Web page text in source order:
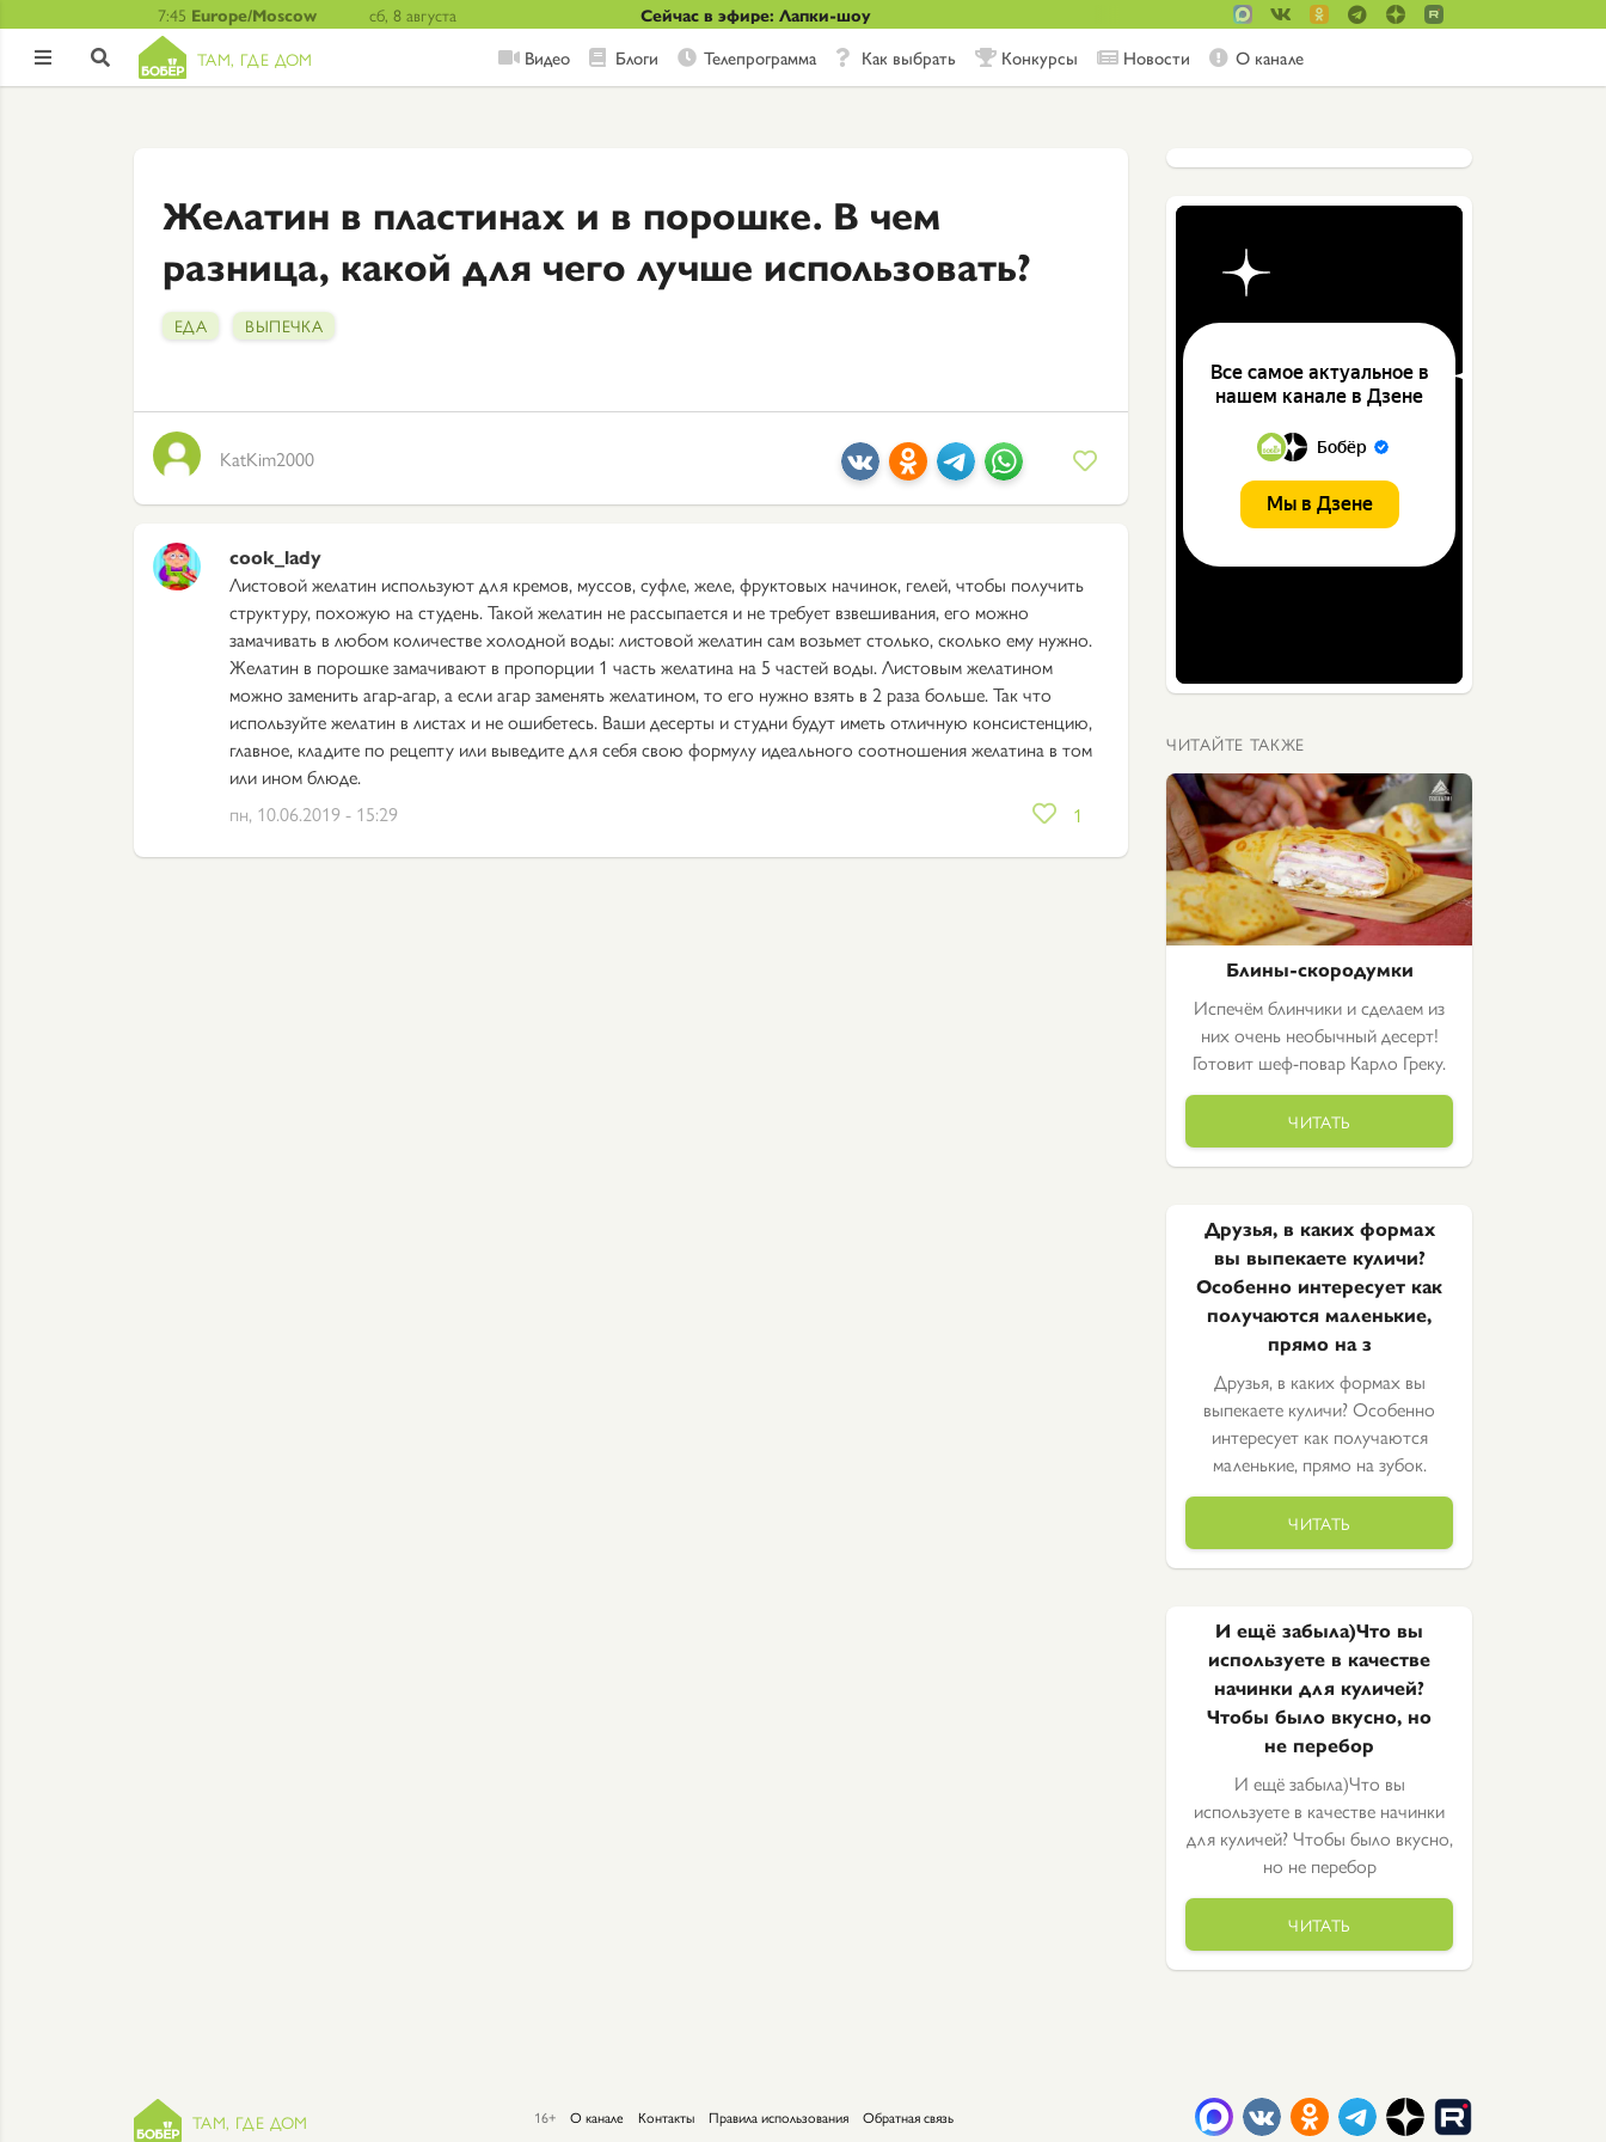
7:45 Europe/Moscow сб, 8 августа Сейчас в эфире: Лапки-шоу
  ТАМ, ГДЕ ДОМ Видео Блоги Телепрограмма Как выбрать Конкурсы Новости О канале
Желатин в пластинах и в порошке. В чем
разница, какой для чего лучше использовать?
ЕДА ВЫПЕЧКА
KatKim2000
cook_lady
Листовой желатин используют для кремов, муссов, суфле, желе, фруктовых начинок, гелей, чтобы получить
структуру, похожую на студень. Такой желатин не рассыпается и не требует взвешивания, его можно
замачивать в любом количестве холодной воды: листовой желатин сам возьмет столько, сколько ему нужно.
Желатин в порошке замачивают в пропорции 1 часть желатина на 5 частей воды. Листовым желатином
можно заменить агар-агар, а если агар заменять желатином, то его нужно взять в 2 раза больше. Так что
используйте желатин в листах и не ошибетесь. Ваши десерты и студни будут иметь отличную консистенцию,
главное, кладите по рецепту или выведите для себя свою формулу идеального соотношения желатина в том
или ином блюде.
пн, 10.06.2019 - 15:29
1
ЧИТАЙТЕ ТАКЖЕ
Блины-скородумки
Испечём блинчики и сделаем из
них очень необычный десерт!
Готовит шеф-повар Карло Греку.
ЧИТАТЬ
Друзья, в каких формах
вы выпекаете куличи?
Особенно интересует как
получаются маленькие,
прямо на з
Друзья, в каких формах вы
выпекаете куличи? Особенно
интересует как получаются
маленькие, прямо на зубок.
ЧИТАТЬ
И ещё забыла)Что вы
используете в качестве
начинки для куличей?
Чтобы было вкусно, но
не перебор
И ещё забыла)Что вы
используете в качестве начинки
для куличей? Чтобы было вкусно,
но не перебор
ЧИТАТЬ
ТАМ, ГДЕ ДОМ 16+ О канале Контакты Правила использования Обратная связь